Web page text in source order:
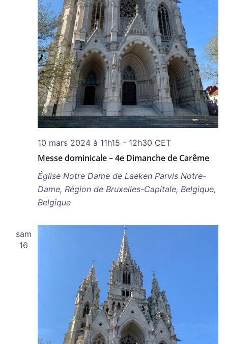
Messe dominicale – 4e Dimanche de Carême
10 mars 2024 à 11h15 - 12h30 CET
Église Notre Dame de Laeken Parvis Notre-
Dame, Région de Bruxelles-Capitale, Belgique,
Belgique
sam
16